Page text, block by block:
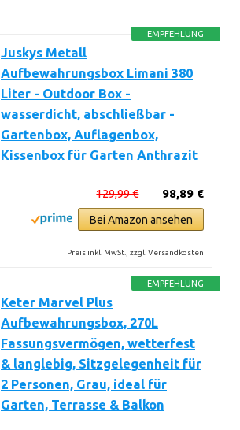
EMPFEHLUNG
Juskys Metall
Aufbewahrungsbox Limani 380
Liter - Outdoor Box -
wasserdicht, abschließbar -
Gartenbox, Auflagenbox,
Kissenbox für Garten Anthrazit
98,89 €
129,99 €
Bei Amazon ansehen
Preis inkl. MwSt., zzgl. Versandkosten
EMPFEHLUNG
Keter Marvel Plus
Aufbewahrungsbox, 270L
Fassungsvermögen, wetterfest
& langlebig, Sitzgelegenheit für
2 Personen, Grau, ideal für
Garten, Terrasse & Balkon